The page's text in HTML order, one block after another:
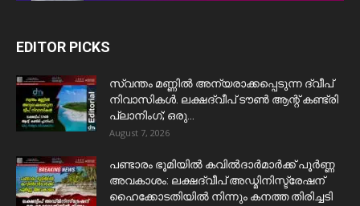
EDITOR PICKS
സ്വന്തം മണ്ണിൽ അന്യരാക്കപ്പെടുന്ന ദ്വീപ്
നിവാസികൾ. ലക്ഷദ്വീപ് ടൗൺ ആന്റ് കണ്ട്രി
പ്ലാനിംഗ്; ഒരു...
August 7, 2026
പണ്ടാരം ഭൂമിയിൽ കവിൽദാർമാർക്ക് പൂർണ്ണ
അവകാശം: ലക്ഷദ്വീപ് അഡ്മിനിസ്ട്രേഷന്
ഹൈക്കോടതിയിൽ നിന്നും കനത്ത തിരിച്ചടി